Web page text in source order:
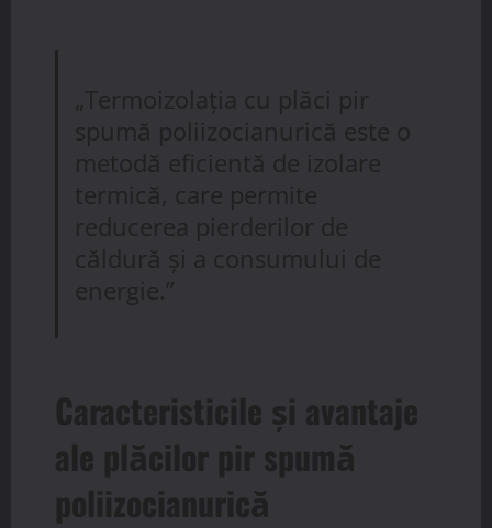
„Termoizolația cu plăci pir
spumă poliizocianurică este o
metodă eficientă de izolare
termică, care permite
reducerea pierderilor de
căldură și a consumului de
energie.”
Caracteristicile și avantaje
ale plăcilor pir spumă
poliizocianurică